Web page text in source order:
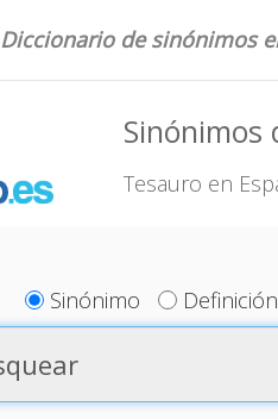
Diccionario de sinónimos
Sinónimos
Tesauro en
Sinónimo Definición